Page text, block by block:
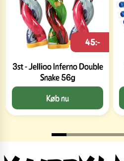
3st - Jellioo Inferno Double
Snake 56g
45:-
Køb nu